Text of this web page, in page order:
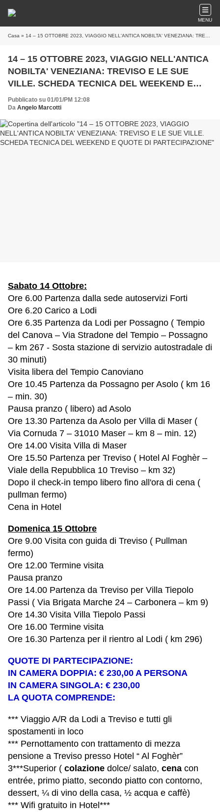
MENU
Casa » 14 – 15 OTTOBRE 2023, VIAGGIO NELL'ANTICA NOBILTA' VENEZIANA: TREVISO E LE SUE VILLE. SCHEDA TECNICA DEL WEEKEND E QUOTE DI PARTECIPAZIONE
14 – 15 OTTOBRE 2023, VIAGGIO NELL'ANTICA
NOBILTA' VENEZIANA: TREVISO E LE SUE
VILLE. SCHEDA TECNICA DEL WEEKEND E
QUOTE DI PARTECIPAZIONE
Pubblicato su 01/01/PM 12:08
Da Angelo Marcotti
Sabato 14 Ottobre:
Ore 6.00 Partenza dalla sede autoservizi Forti
Ore 6.20 Carico a Lodi
Ore 6.35 Partenza da Lodi per Possagno ( Tempio
del Canova – Via Stradone del Tempio – Possagno
– km 267 - Sosta stazione di servizio autostradale di
30 minuti)
Visita libera del Tempio Canoviano
Ore 10.45 Partenza da Possagno per Asolo ( km 16
– min. 30)
Pausa pranzo ( libero) ad Asolo
Ore 13.30 Partenza da Asolo per Villa di Maser (
Via Cornuda 7 – 31010 Maser – km 8 – min. 12)
Ore 14.00 Visita Villa di Maser
Ore 15.50 Partenza per Treviso ( Hotel Al Foghèr –
Viale della Repubblica 10 Treviso – km 32)
Dopo il check-in tempo libero fino all'ora di cena (
pullman fermo)
Cena in Hotel
Domenica 15 Ottobre
Ore 9.00 Visita con guida di Treviso ( Pullman
fermo)
Ore 12.00 Termine visita
Pausa pranzo
Ore 14.00 Partenza da Treviso per Villa Tiepolo
Passi ( Via Brigata Marche 24 – Carbonera – km 9)
Ore 14.30 Visita Villa Tiepolo Passi
Ore 16.00 Termine visita
Ore 16.30 Partenza per il rientro al Lodi ( km 296)
QUOTE DI PARTECIPAZIONE:
IN CAMERA DOPPIA: € 230,00 A PERSONA
IN CAMERA SINGOLA: € 230,00
LA QUOTA COMPRENDE:
*** Viaggio A/R da Lodi a Treviso e tutti gli
spostamenti in loco
*** Pernottamento con trattamento di mezza
pensione a Treviso presso Hotel “ Al Foghèr”
3***Superior ( colazione dolce/ salato, cena con
entrée, primo piatto, secondo piatto con contorno,
dessert, ¼ di vino della casa, ½ acqua e caffè)
*** Wifi gratuito in Hotel***